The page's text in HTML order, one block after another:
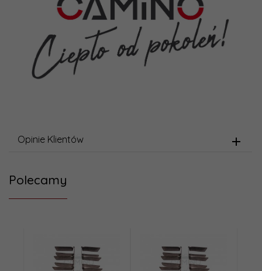
Opinie Klientów
Polecamy